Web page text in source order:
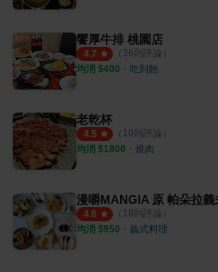
饗厚牛排 桃園店
4.7 （ 36則評論）
均消 $400 ・ 吃到飽
老乾杯
4.5 （ 10則評論）
均消 $1800 ・ 燒肉
漫嚼MANGIA 原 帕朵拉義
4.6 （ 18則評論）
均消 $950 ・ 義式料理